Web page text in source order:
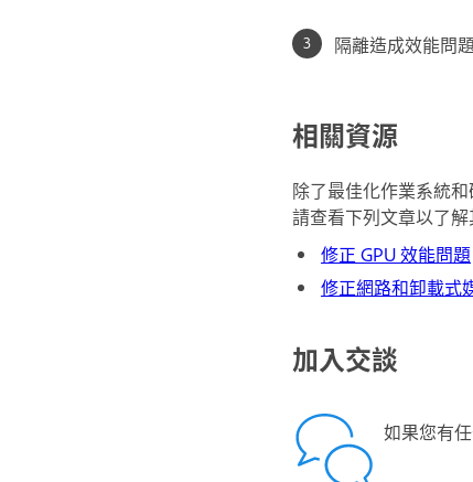
隔離造成效能問
相關資源
除了最佳化作業系統
請查看下列文章以了解
修正 GPU 效能問題
修正網路和卸載式
加入交談
如果您有